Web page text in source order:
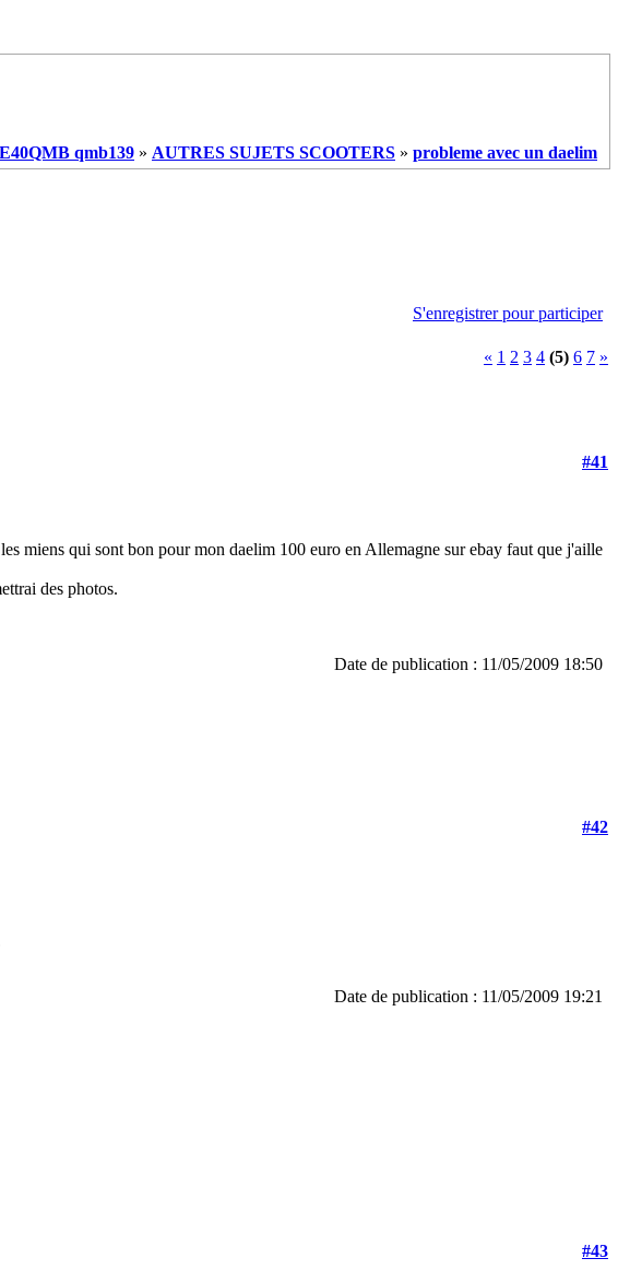
qmb139 » AUTRES SUJETS SCOOTERS » probleme avec un daelim
S'enregistrer pour participer
« 1 2 3 4 (5) 6 7 »
#41
miens qui sont bon pour mon daelim 100 euro en Allemagne sur ebay faut que j'aille
des photos.
Date de publication : 11/05/2009 18:50
#42
Date de publication : 11/05/2009 19:21
#43